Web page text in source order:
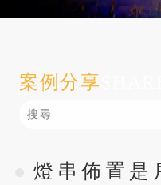
案例分享
燈串佈置是